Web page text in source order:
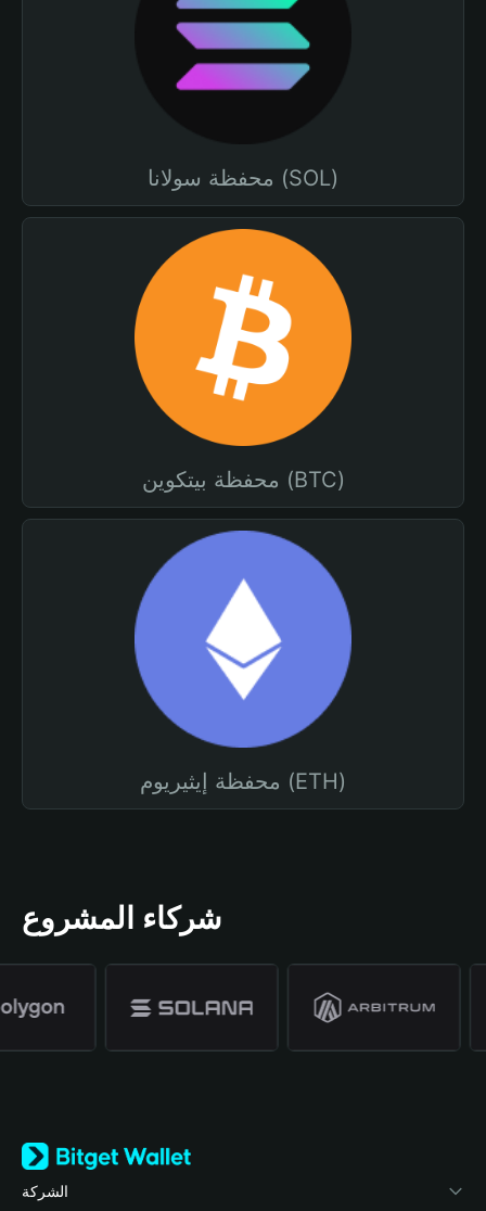
محفظة سولانا (SOL)
محفظة بيتكوين (BTC)
محفظة إيثيريوم (ETH)
شركاء المشروع
الشركة